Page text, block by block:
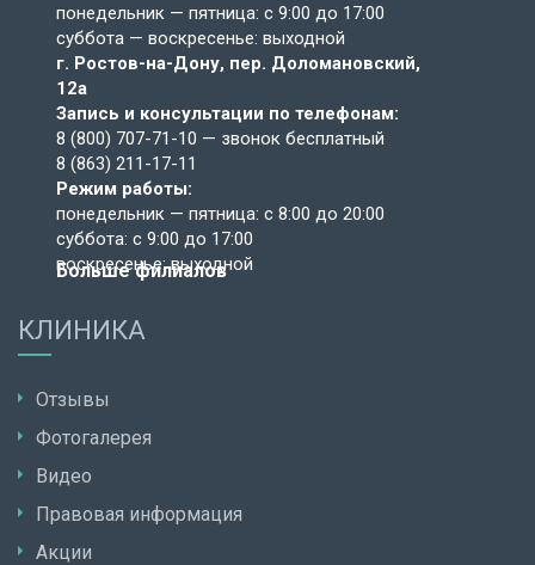
понедельник — пятница: с 9:00 до 17:00
суббота — воскресенье: выходной
г. Ростов-на-Дону, пер. Доломановский,
12а
Запись и консультации по телефонам:
8 (800) 707-71-10 — звонок бесплатный
8 (863) 211-17-11
Режим работы:
понедельник — пятница: с 8:00 до 20:00
суббота: с 9:00 до 17:00
воскресенье: выходной
Больше филиалов
КЛИНИКА
Отзывы
Фотогалерея
Видео
Правовая информация
Акции